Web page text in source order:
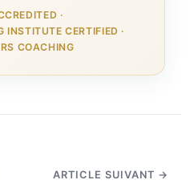
·
INSTITUTE CERTIFIED ·
COACHING
ARTICLE SUIVANT →